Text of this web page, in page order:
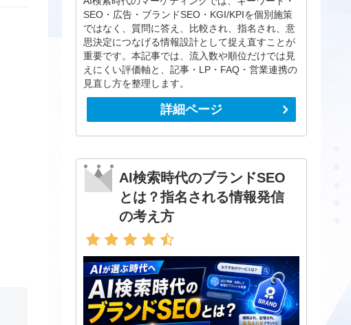
SEO・広告・ブランドSEO・KGI/KPIを個別施策
ではなく、質問に答え、比較され、指名され、意
思決定につなげる情報設計として捉え直すことが
重要です。本記事では、流入数や順位だけでは見
えにくい評価軸と、記事・LP・FAQ・営業連携の
見直し方を整理します。
詳細ページ
AI検索時代のブランドSEO
とは？指名される情報発信
の考え方